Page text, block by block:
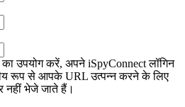
उपयोग करें, अपने iSpyConnect लॉगिन
रूप से आपके URL उत्पन्न करने के लिए
नहीं भेजे जाते हैं।